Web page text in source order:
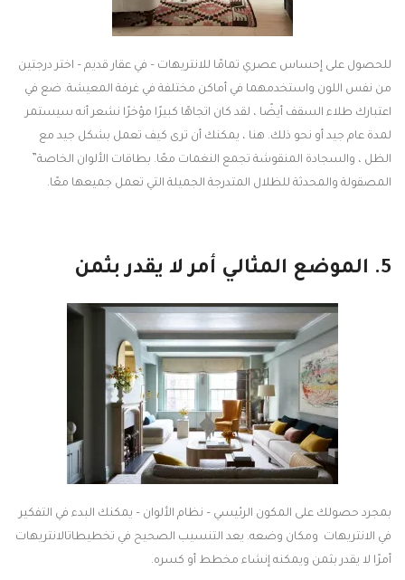
للحصول على إحساس عصري تمامًا للانتريهات – في عقار قديم – اختر درجتين
من نفس اللون واستخدمهما في أماكن مختلفة في غرفة المعيشة. ضع في
اعتبارك طلاء السقف أيضًا ، لقد كان اتجاهًا كبيرًا مؤخرًا نشعر أنه سيستمر
لمدة عام جيد أو نحو ذلك. هنا ، يمكنك أن ترى كيف تعمل بشكل جيد مع
الظل ، والسجادة المنقوشة تجمع النغمات معًا. بطاقات الألوان الخاصة”
المصقولة والمحدثة للظلال المتدرجة الجميلة التي تعمل جميعها معًا.
5. الموضع المثالي أمر لا يقدر بثمن
بمجرد حصولك على المكون الرئيسي – نظام الألوان – يمكنك البدء في التفكير
في الانتريهات ومكان وضعه. يعد التنسيب الصحيح في تخطيطاتالانتريهات
أمرًا لا يقدر بثمن ويمكنه إنشاء مخطط أو كسره.